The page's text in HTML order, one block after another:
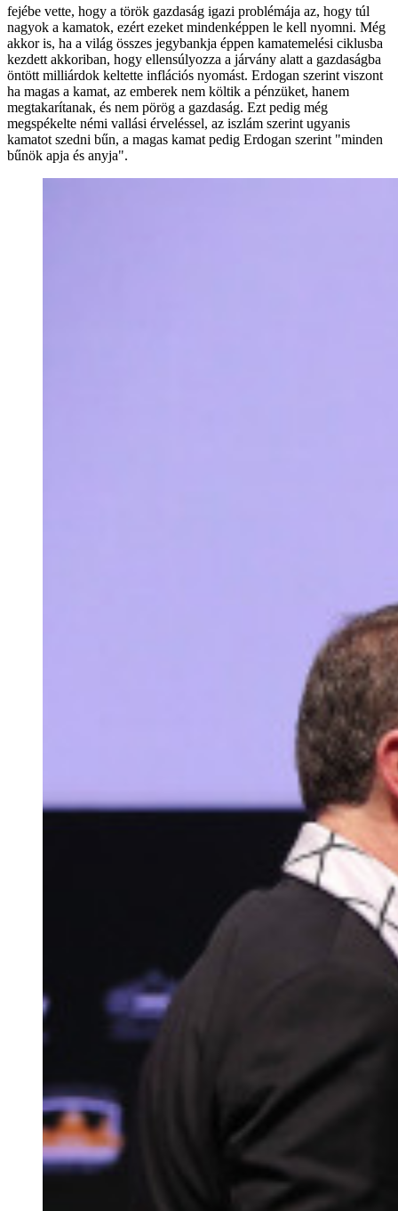
fejébe vette, hogy a török gazdaság igazi problémája az, hogy túl
nagyok a kamatok, ezért ezeket mindenképpen le kell nyomni. Még
akkor is, ha a világ összes jegybankja éppen kamatemelési ciklusba
kezdett akkoriban, hogy ellensúlyozza a járvány alatt a gazdaságba
öntött milliárdok keltette inflációs nyomást. Erdogan szerint viszont
ha magas a kamat, az emberek nem költik a pénzüket, hanem
megtakarítanak, és nem pörög a gazdaság. Ezt pedig még
megspékelte némi vallási érveléssel, az iszlám szerint ugyanis
kamatot szedni bűn, a magas kamat pedig Erdogan szerint "minden
bűnök apja és anyja".